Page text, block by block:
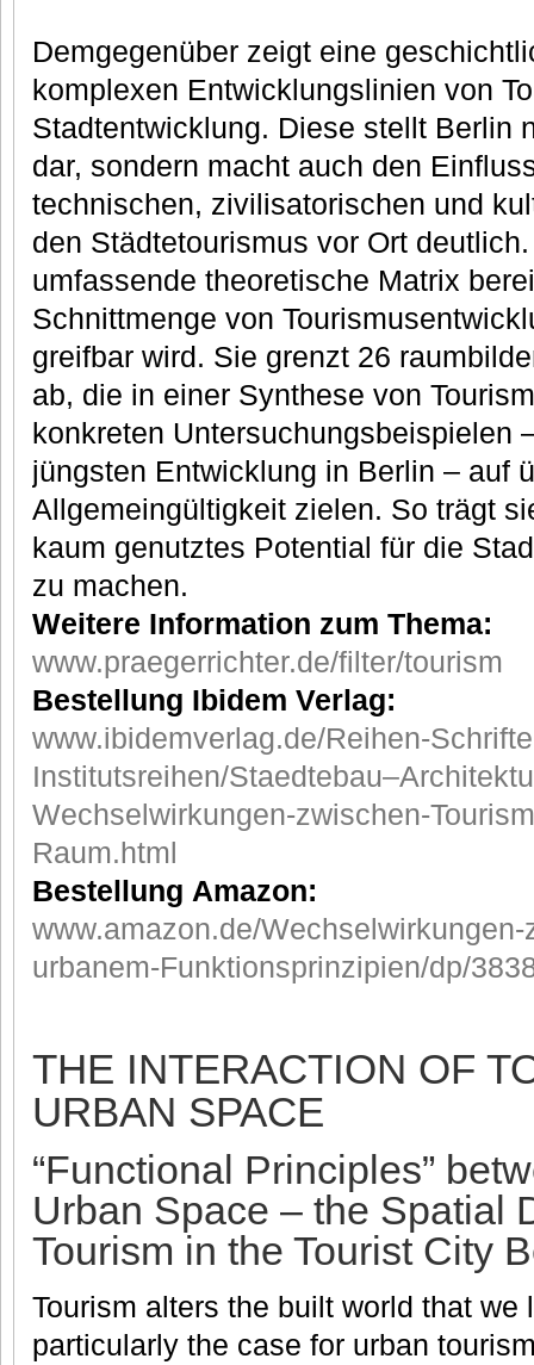
Demgegenüber zeigt eine
komplexen Entwicklungslinien von
Stadtentwicklung. Diese stellt Berlin
dar, sondern macht auch den
technischen, zivilisatorischen und
den Städtetourismus vor Ort
umfassende theoretische Matrix
Schnittmenge von
greifbar wird. Sie grenzt 26
ab, die in einer Synthese von
konkreten Untersuchungsbeispielen
jüngsten Entwicklung in Berlin – auf
Allgemeingültigkeit zielen. So trägt
kaum genutztes Potential für die
zu machen.
Weitere Information zum Thema:
www.praegerrichter.de/filter/tourism
Bestellung Ibidem Verlag:
www.ibidemverlag.de/Reihen-
Institutsreihen/
Wechselwirkungen-zwischen-
Raum.html
Bestellung Amazon:
www.amazon.de/
urbanem-Funktionsprinzipien/dp/
THE INTERACTION OF
URBAN SPACE
“Functional Principles”
Urban Space – the Spatial
Tourism in the Tourist City
Tourism alters the built world that we
particularly the case for urban